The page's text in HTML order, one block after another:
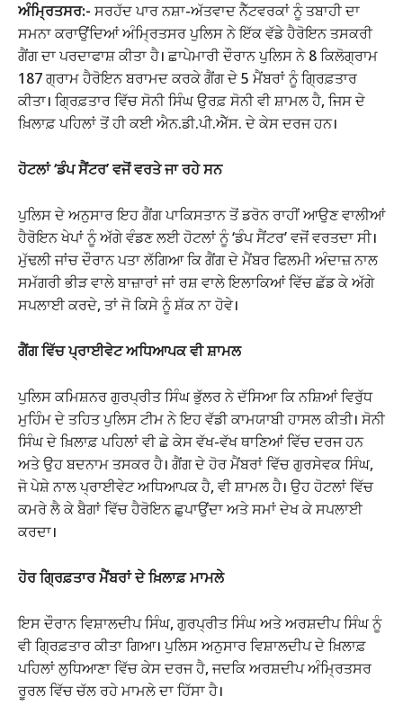
ਅੰਮ੍ਰਿਤਸਰ:- ਸਰਹੱਦ ਪਾਰ ਨਸ਼ਾ-ਅੱਤਵਾਦ ਨੈੱਟਵਰਕਾਂ ਨੂੰ ਤਬਾਹੀ ਦਾ
ਸਮਨਾ ਕਰਾਉਂਦਿਆਂ ਅੰਮ੍ਰਿਤਸਰ ਪੁਲਿਸ ਨੇ ਇੱਕ ਵੱਡੇ ਹੈਰੋਇਨ ਤਸਕਰੀ
ਗੈਂਗ ਦਾ ਪਰਦਾਫਾਸ਼ ਕੀਤਾ ਹੈ। ਛਾਪੇਮਾਰੀ ਦੌਰਾਨ ਪੁਲਿਸ ਨੇ 8 ਕਿਲੋਗ੍ਰਾਮ
187 ਗ੍ਰਾਮ ਹੈਰੋਇਨ ਬਰਾਮਦ ਕਰਕੇ ਗੈਂਗ ਦੇ 5 ਮੈਂਬਰਾਂ ਨੂੰ ਗ੍ਰਿਫ਼ਤਾਰ
ਕੀਤਾ। ਗ੍ਰਿਫ਼ਤਾਰ ਵਿੱਚ ਸੋਨੀ ਸਿੰਘ ਉਰਫ਼ ਸੋਨੀ ਵੀ ਸ਼ਾਮਲ ਹੈ, ਜਿਸ ਦੇ
ਖ਼ਿਲਾਫ਼ ਪਹਿਲਾਂ ਤੋਂ ਹੀ ਕਈ ਐਨ.ਡੀ.ਪੀ.ਐੱਸ. ਦੇ ਕੇਸ ਦਰਜ ਹਨ।
ਹੋਟਲਾਂ ‘ਡੰਪ ਸੈਂਟਰ’ ਵਜੋਂ ਵਰਤੇ ਜਾ ਰਹੇ ਸਨ
ਪੁਲਿਸ ਦੇ ਅਨੁਸਾਰ ਇਹ ਗੈਂਗ ਪਾਕਿਸਤਾਨ ਤੋਂ ਡਰੋਨ ਰਾਹੀਂ ਆਉਣ ਵਾਲੀਆਂ
ਹੈਰੋਇਨ ਖੇਪਾਂ ਨੂੰ ਅੱਗੇ ਵੰਡਣ ਲਈ ਹੋਟਲਾਂ ਨੂੰ ‘ਡੰਪ ਸੈਂਟਰ’ ਵਜੋਂ ਵਰਤਦਾ ਸੀ।
ਮੁੱਢਲੀ ਜਾਂਚ ਦੌਰਾਨ ਪਤਾ ਲੱਗਿਆ ਕਿ ਗੈਂਗ ਦੇ ਮੈਂਬਰ ਫਿਲਮੀ ਅੰਦਾਜ਼ ਨਾਲ
ਸਮੱਗਰੀ ਭੀੜ ਵਾਲੇ ਬਾਜ਼ਾਰਾਂ ਜਾਂ ਰਸ਼ ਵਾਲੇ ਇਲਾਕਿਆਂ ਵਿੱਚ ਛੱਡ ਕੇ ਅੱਗੇ
ਸਪਲਾਈ ਕਰਦੇ, ਤਾਂ ਜੋ ਕਿਸੇ ਨੂੰ ਸ਼ੱਕ ਨਾ ਹੋਵੇ।
ਗੈਂਗ ਵਿੱਚ ਪ੍ਰਾਈਵੇਟ ਅਧਿਆਪਕ ਵੀ ਸ਼ਾਮਲ
ਪੁਲਿਸ ਕਮਿਸ਼ਨਰ ਗੁਰਪ੍ਰੀਤ ਸਿੰਘ ਭੁੱਲਰ ਨੇ ਦੱਸਿਆ ਕਿ ਨਸ਼ਿਆਂ ਵਿਰੁੱਧ
ਮੁਹਿੰਮ ਦੇ ਤਹਿਤ ਪੁਲਿਸ ਟੀਮ ਨੇ ਇਹ ਵੱਡੀ ਕਾਮਯਾਬੀ ਹਾਸਲ ਕੀਤੀ। ਸੋਨੀ
ਸਿੰਘ ਦੇ ਖ਼ਿਲਾਫ਼ ਪਹਿਲਾਂ ਵੀ ਛੇ ਕੇਸ ਵੱਖ-ਵੱਖ ਥਾਣਿਆਂ ਵਿੱਚ ਦਰਜ ਹਨ
ਅਤੇ ਉਹ ਬਦਨਾਮ ਤਸਕਰ ਹੈ। ਗੈਂਗ ਦੇ ਹੋਰ ਮੈਂਬਰਾਂ ਵਿੱਚ ਗੁਰਸੇਵਕ ਸਿੰਘ,
ਜੋ ਪੇਸ਼ੇ ਨਾਲ ਪ੍ਰਾਈਵੇਟ ਅਧਿਆਪਕ ਹੈ, ਵੀ ਸ਼ਾਮਲ ਹੈ। ਉਹ ਹੋਟਲਾਂ ਵਿੱਚ
ਕਮਰੇ ਲੈ ਕੇ ਬੈਗਾਂ ਵਿੱਚ ਹੈਰੋਇਨ ਛੁਪਾਉਂਦਾ ਅਤੇ ਸਮਾਂ ਦੇਖ ਕੇ ਸਪਲਾਈ
ਕਰਦਾ।
ਹੋਰ ਗ੍ਰਿਫ਼ਤਾਰ ਮੈਂਬਰਾਂ ਦੇ ਖ਼ਿਲਾਫ਼ ਮਾਮਲੇ
ਇਸ ਦੌਰਾਨ ਵਿਸ਼ਾਲਦੀਪ ਸਿੰਘ, ਗੁਰਪ੍ਰੀਤ ਸਿੰਘ ਅਤੇ ਅਰਸ਼ਦੀਪ ਸਿੰਘ ਨੂੰ
ਵੀ ਗ੍ਰਿਫ਼ਤਾਰ ਕੀਤਾ ਗਿਆ। ਪੁਲਿਸ ਅਨੁਸਾਰ ਵਿਸ਼ਾਲਦੀਪ ਦੇ ਖ਼ਿਲਾਫ਼
ਪਹਿਲਾਂ ਲੁਧਿਆਣਾ ਵਿੱਚ ਕੇਸ ਦਰਜ ਹੈ, ਜਦਕਿ ਅਰਸ਼ਦੀਪ ਅੰਮ੍ਰਿਤਸਰ
ਰੂਰਲ ਵਿੱਚ ਚੱਲ ਰਹੇ ਮਾਮਲੇ ਦਾ ਹਿੱਸਾ ਹੈ।